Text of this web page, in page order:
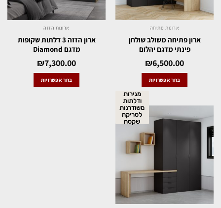
ארונות פתיחה
ארון פתיחה משולב שולחן
פינתי מדגם יהלום
₪6,500.00
בחר אפשרויות
ארונות הזזה
ארון הזזה 3 דלתות שקופות
מדגם Diamond
₪7,300.00
בחר אפשרויות
מגירות
ודלתות
משודרגות
לטריקה
שקטה